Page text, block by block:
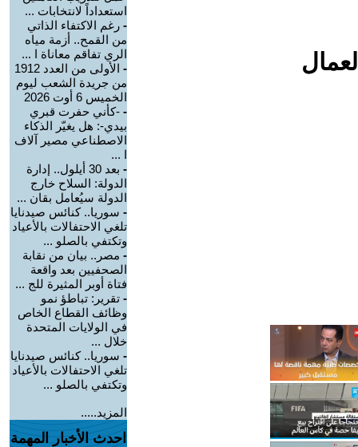
استعداداً لانتخابات ...
- رغم الاكتفاء الذاتي
من القمح.. أزمة مياه
الري تفاقم معاناة ا ...
-
الأولى من العدد 1912
من جريدة الشعب ليوم
الخميس 6 أوت 2026
- -كأني حفرت قبري
بيدي-: هل يغيّر الذكاء
الاصطناعي مصير آلاف
ا ...
-
بعد 30 أيلول.. إدارة
الدولة: السلاح خارج
الدولة سيُعامل بقان ...
- سوريا.. كنائس صيدنايا
تلغي الاحتفالات بالأعياد
وتكتفي بالصلو ...
- مصر.. بيان من نقابة
الصحفيين بعد واقعة
فتاة أوبر المثيرة للج ...
- تقرير: تباطؤ نمو
وظائف القطاع الخاص
في الولايات المتحدة
خلال ...
- سوريا.. كنائس صيدنايا
تلغي الاحتفالات بالأعياد
وتكتفي بالصلو ...
المزيد.....
احدث الأخبار المهمة